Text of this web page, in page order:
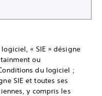
« SIE » désigne
ou
du logiciel ;
SIE et toutes ses
y compris les